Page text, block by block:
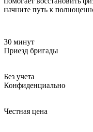
начните путь к
30 минут
Приезд бригады
Без учета
Конфиденциально
Честная цена